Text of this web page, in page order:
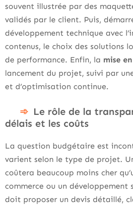
souvent illustrée par des
validés par le client. Puis,
développement technique avec
contenus, le choix des solutions
de performance. Enfin, la mise
lancement du projet, suivi par
et d’optimisation continue.
Le rôle de la
délais et les coûts
La question budgétaire est
varient selon le type de projet.
coûtera beaucoup moins cher
commerce ou un développement
doit proposer un devis détaillé,